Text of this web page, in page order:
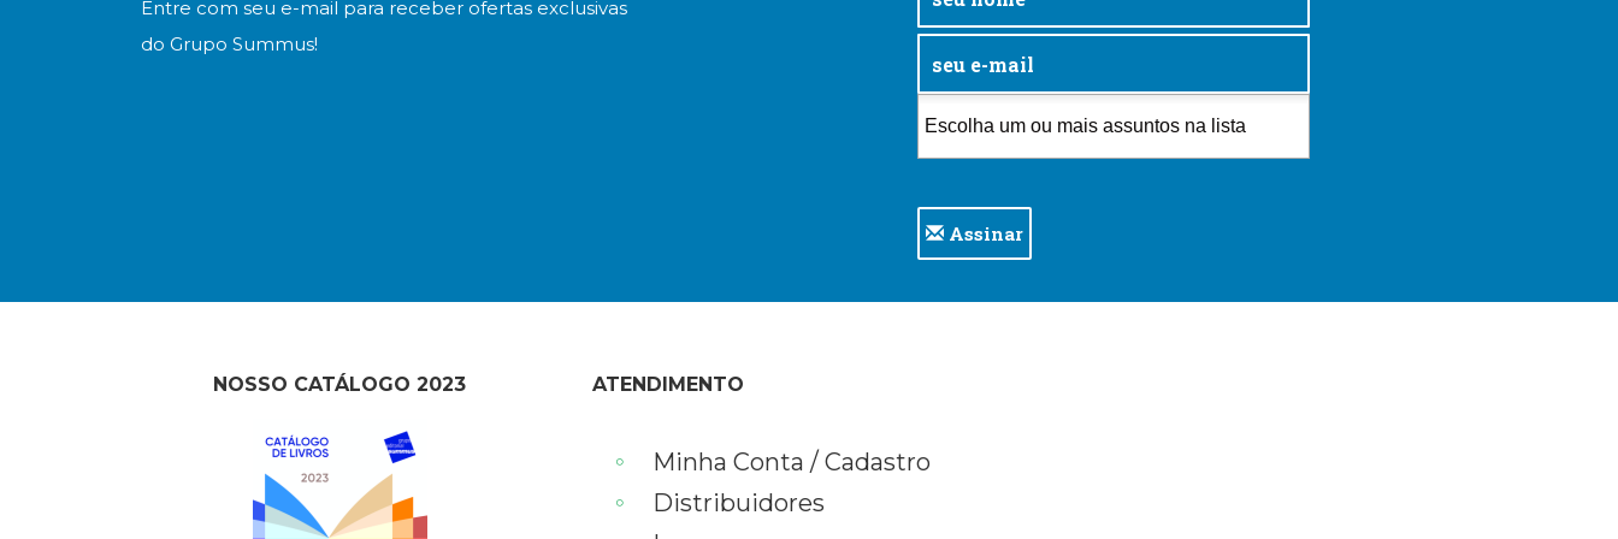
Entre com seu e-mail para receber ofertas exclusivas
do Grupo Summus!
Assinar
NOSSO CATÁLOGO 2023 ATENDIMENTO
Minha Conta / Cadastro
Distribuidores